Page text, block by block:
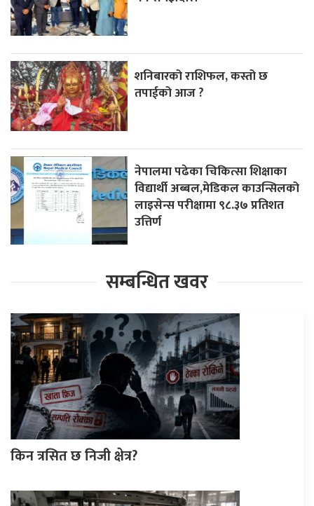
शनिबारको राशिफल, कस्तो छ
तपाईको आज ?
नेपालमा पढेका चिकित्सा शिक्षाका
विद्यार्थी अब्बल,मेडिकल काउन्सिलको
लाइसेन्स परीक्षामा ९८.३७ प्रतिशत
उत्तिर्ण
सम्बन्धित खवर
किन त्रसित छ निजी क्षेत्र?